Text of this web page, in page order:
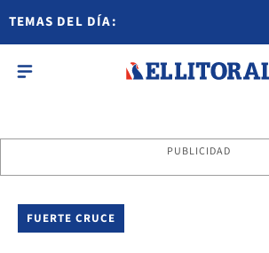
TEMAS DEL DÍA:
PUBLICIDAD
FUERTE CRUCE